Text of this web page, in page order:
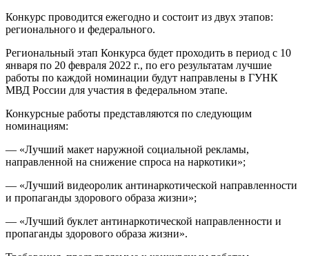
Конкурс проводится ежегодно и состоит из двух этапов:
регионального и федерального.
Региональный этап Конкурса будет проходить в период с 10
января по 20 февраля 2022 г., по его результатам лучшие
работы по каждой номинации будут направлены в ГУНК
МВД России для участия в федеральном этапе.
Конкурсные работы представляются по следующим
номинациям:
— «Лучший макет наружной социальной рекламы,
направленной на снижение спроса на наркотики»;
— «Лучший видеоролик антинаркотической направленности
и пропаганды здорового образа жизни»;
— «Лучший буклет антинаркотической направленности и
пропаганды здорового образа жизни».